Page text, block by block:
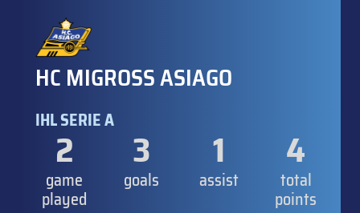
HC MIGROSS ASIAGO
IHL SERIE A
2
game
played
3
goals
1
assist
4
total
points